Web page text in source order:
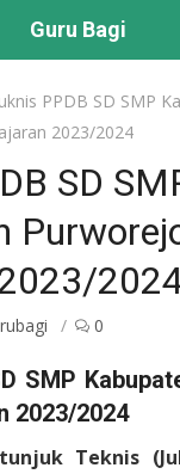
Guru Bagi
PPDB SD SMP
2023/2024
SD
0
SMP
2023/2024
Teknis